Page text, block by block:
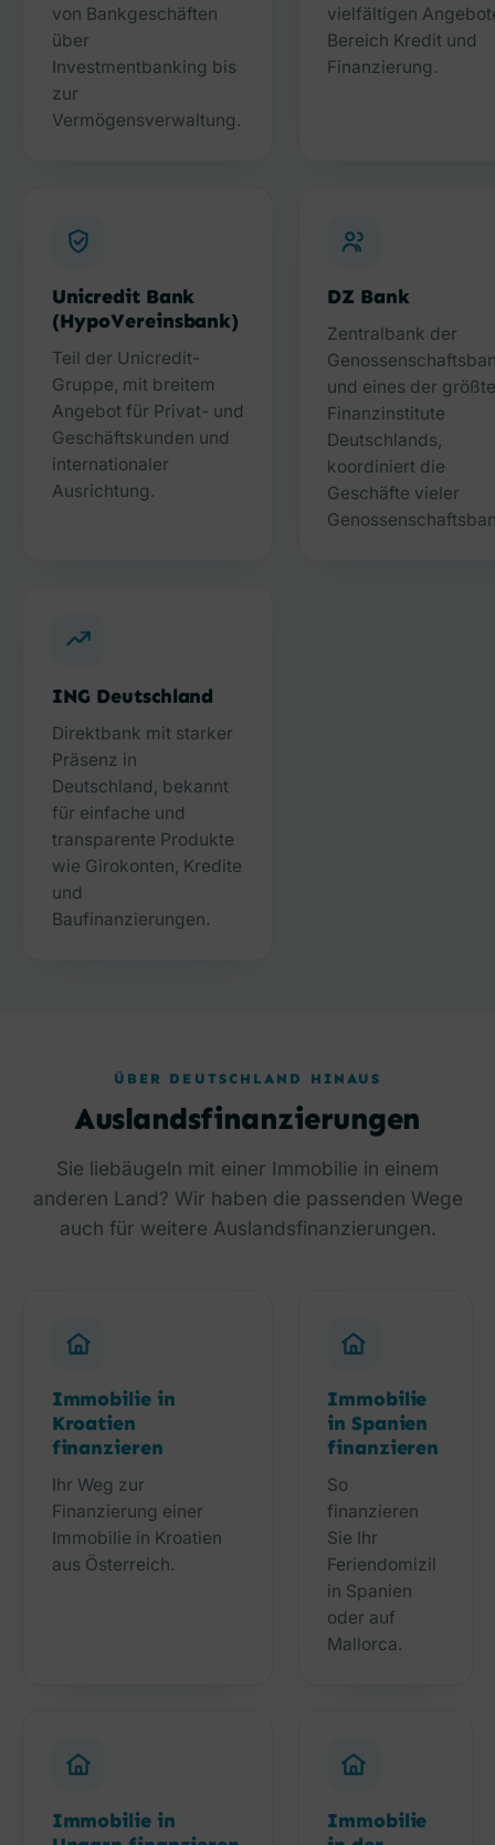
von Bankgeschäften
über
Investmentbanking bis
zur
Vermögensverwaltung.
vielfältigen
Bereich Kredit und
Finanzierung.
Unicredit Bank
(HypoVereinsbank)
Teil der Unicredit-
Gruppe, mit breitem
Angebot für Privat- und
Geschäftskunden und
internationaler
Ausrichtung.
DZ Bank
Zentralbank der
und eines der
Finanzinstitute
Deutschlands,
koordiniert die
Geschäfte vieler
ING Deutschland
Direktbank mit starker
Präsenz in
Deutschland, bekannt
für einfache und
transparente Produkte
wie Girokonten, Kredite
und
Baufinanzierungen.
ÜBER DEUTSCHLAND HINAUS
Auslandsfinanzierungen
Sie liebäugeln mit einer Immobilie in einem
anderen Land? Wir haben die passenden Wege
auch für weitere Auslandsfinanzierungen.
Immobilie in
Kroatien
finanzieren
Ihr Weg zur
Finanzierung einer
Immobilie in Kroatien
aus Österreich.
Immobilie
in Spanien
finanzieren
So
finanzieren
Sie Ihr
Feriendomizil
in Spanien
oder auf
Mallorca.
Immobilie in
Immobilie